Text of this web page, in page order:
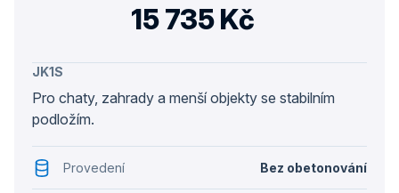
15 735 Kč
JK1S
Pro chaty, zahrady a menší objekty se stabilním
podložím.
Provedení Bez obetonování